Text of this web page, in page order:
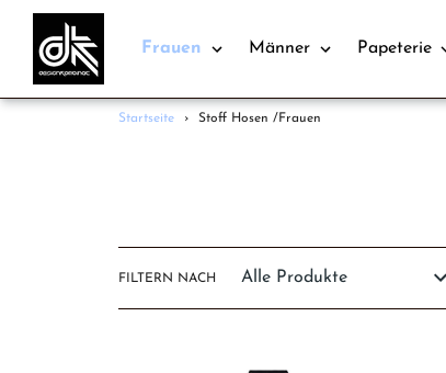
Direkt
Frauen Männer Papeterie
Startseite › Stoff Hosen /Frauen
FILTERN NACH